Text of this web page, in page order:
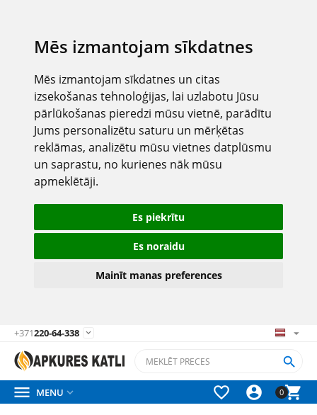
Mēs izmantojam sīkdatnes
Mēs izmantojam sīkdatnes un citas
izsekošanas tehnoloģijas, lai uzlabotu Jūsu
pārlūkošanas pieredzi mūsu vietnē, parādītu
Jums personalizētu saturu un mērķētas
reklāmas, analizētu mūsu vietnes datplūsmu
un saprastu, no kurienes nāk mūsu
apmeklētāji.
Es piekrītu
Es noraidu
Mainīt manas preferences
+371220-64-338 
0



 MENU 